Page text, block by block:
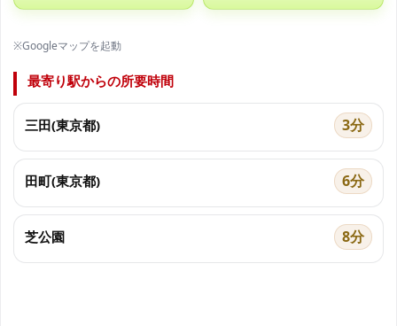
※Googleマップを起動
最寄り駅からの所要時間
三田(東京都) 3分
田町(東京都) 6分
芝公園 8分